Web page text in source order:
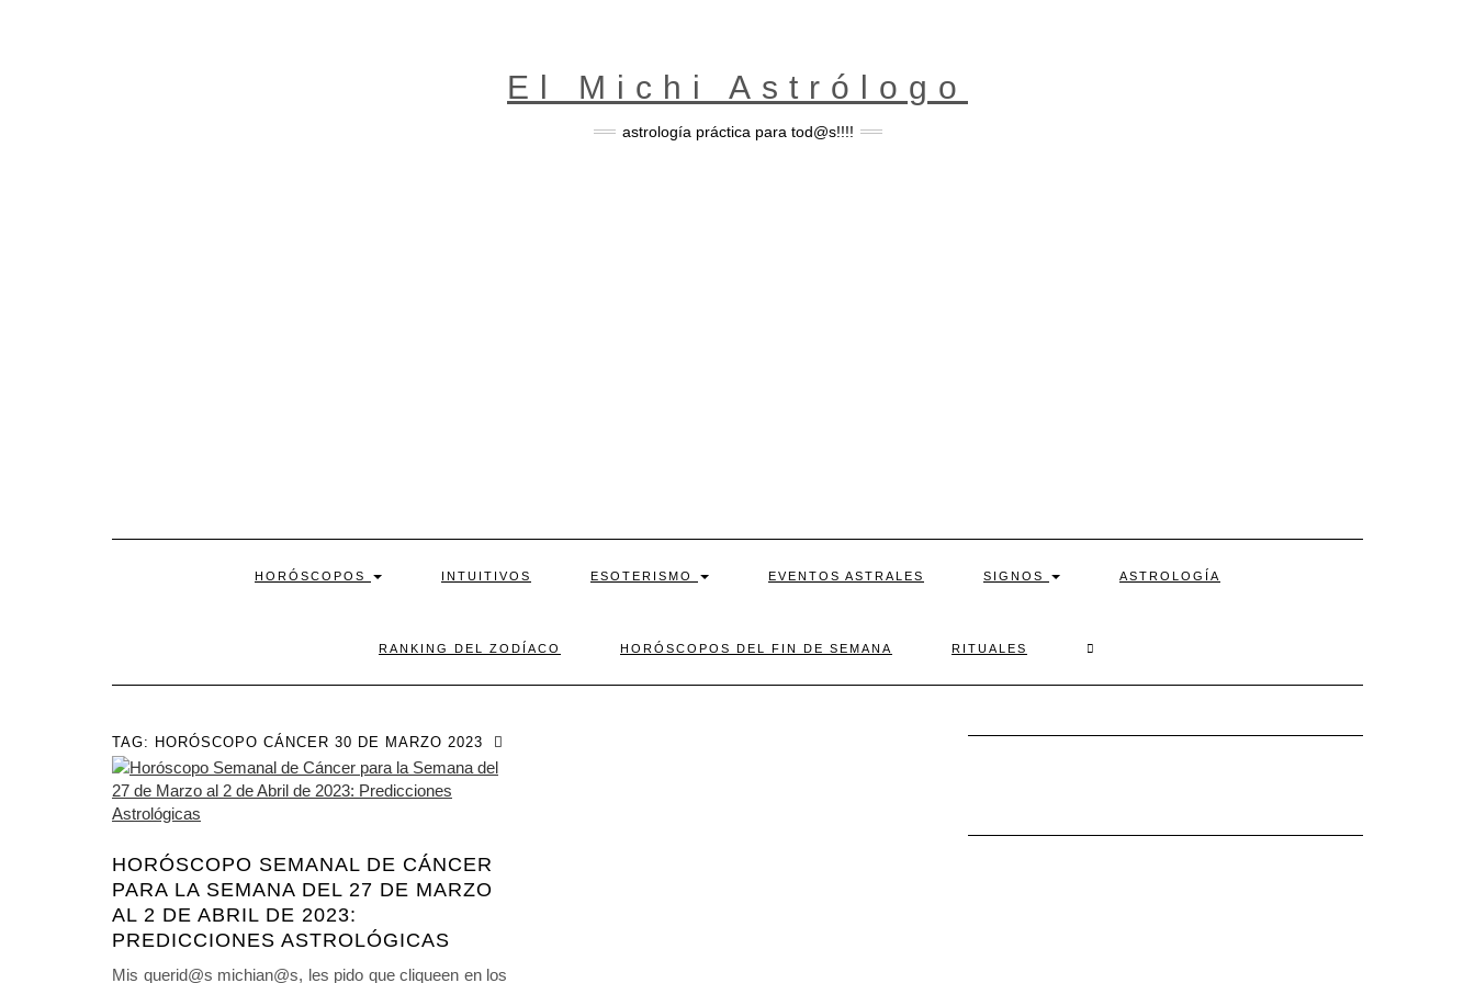
El Michi Astrólogo
astrología práctica para tod@s!!!!
HORÓSCOPOS INTUITIVOS ESOTERISMO EVENTOS ASTRALES SIGNOS ASTROLOGÍA
RANKING DEL ZODÍACO HORÓSCOPOS DEL FIN DE SEMANA RITUALES
TAG: HORÓSCOPO CÁNCER 30 DE MARZO 2023
HORÓSCOPO SEMANAL DE CÁNCER
PARA LA SEMANA DEL 27 DE MARZO
AL 2 DE ABRIL DE 2023:
PREDICCIONES ASTROLÓGICAS
Mis querid@s michian@s, les pido que cliqueen en los